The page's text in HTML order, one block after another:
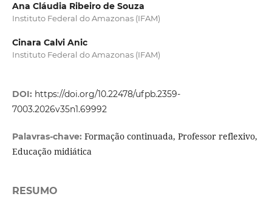
Ana Cláudia Ribeiro de Souza
Instituto Federal do Amazonas (IFAM)
Cinara Calvi Anic
Instituto Federal do Amazonas (IFAM)
DOI: https://doi.org/10.22478/ufpb.2359-
7003.2026v35n1.69992
Palavras-chave: Formação continuada, Professor reflexivo,
Educação midiática
RESUMO